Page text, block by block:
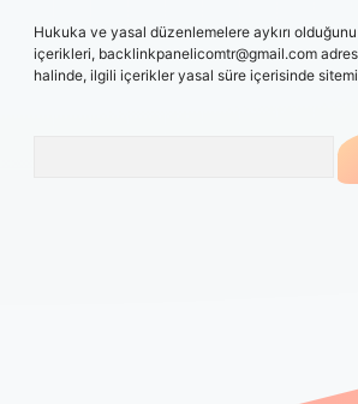
Hukuka ve yasal düzenlemelere aykırı
içerikleri, backlinkpanelicomtr@gmail.com
halinde, ilgili içerikler yasal süre içerisinde